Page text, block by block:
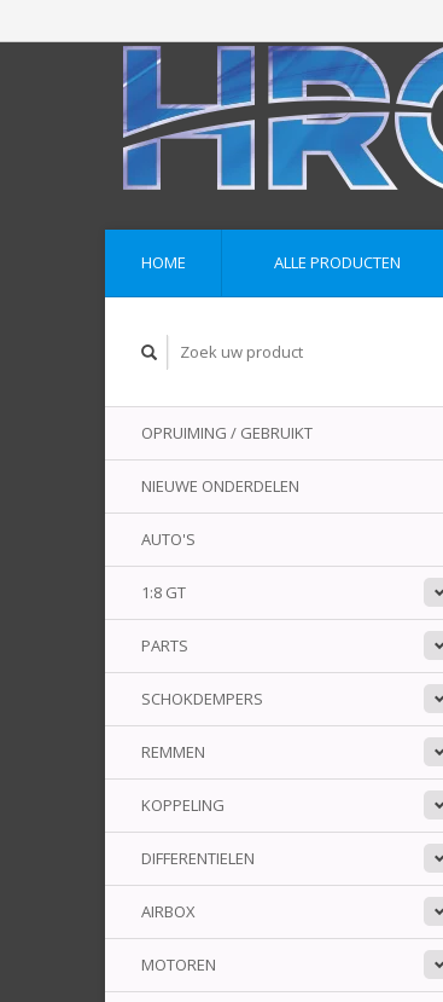
HOME ALLE PRODUCTEN
OPRUIMING / GEBRUIKT
NIEUWE ONDERDELEN
AUTO'S
1:8 GT
PARTS
SCHOKDEMPERS
REMMEN
KOPPELING
DIFFERENTIELEN
AIRBOX
MOTOREN